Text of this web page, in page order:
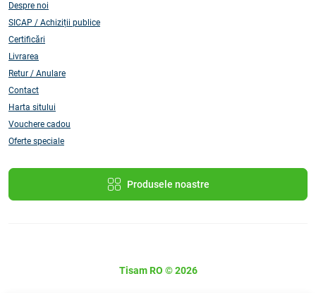
Despre noi
SICAP / Achiziții publice
Certificări
Livrarea
Retur / Anulare
Contact
Harta sitului
Vouchere cadou
Oferte speciale
Produsele noastre
Tisam RO © 2026